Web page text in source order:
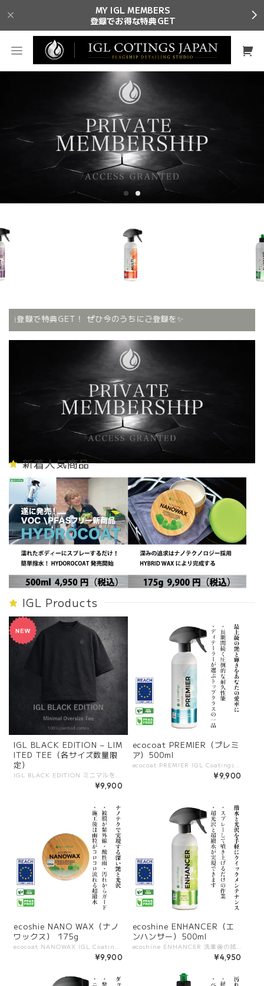
MY IGL MEMBERS
登録でお得な特典GET
特典GET！ ぜひ今のうちにご登録を✨
新着人気商品
IGL Products
IGL BLACK EDITION – LIM
ITED TEE（各サイズ数量限
定）
IGL BLACK EDITION ミニマルを極めた、オーバーサイズTシャツ。 無駄を削ぎ落としたデザインに、 ダークグリーンの刺繍ロゴを静かに配置。 主張しすぎない存在感が、 スタイルに深みを与えます。 背面には、同色で仕上げたレザーパッチを採用。 細部まで統一されたトーンが、 上質さとブランドの思想を表現しています。 素材には、100%コーマコットンのヘビーウェイト生地を使用。 しっかりとした厚みと滑らかな質感で、 日常からディテーリングシーンまで対応。 ボックスシルエットのオーバーサイズ設計により、 一枚で完成するスタイルを実現。 100着限定生産。 限られた人のための一着。 ※配送は4月下旬から予定
¥9,900
ecocoat PREMIER（プレミ
ア）500ml
ecocoat PREMIER IGL Coatingsが開発した、簡易型のスプレー式セラミックコーティング剤。 施工後すぐに優れた撥水性と深い光沢を与え、既存のコーティング層をリフレッシュします。 短時間で確実な保護効果を得たい方に最適な、手軽で高性能なセラミックシーラントです。 ――――――――――― 【特長】 ・スプレーして拭き上げるだけの簡単施工 ・優れた撥水性と防汚効果を発揮 ・既存のコーティング層をブーストし、寿命を延ばす ・深みのある光沢と滑らかな手触りを実現 ・PFASフリー、VOCフリーで安心・安全 ――――――――――― 【他製品との違い】 ・わずか数分で施工でき、即効性のある光沢と撥水効果 ・プロの現場でも補助剤として活用される高性能処方 ・耐久性が高く、簡易コーティングながら長期間効果を維持 ・水性ベースで環境にやさしく、安全性にも配慮 ――――――――――― 【使用シーン】 ・洗車後の仕上げとして光沢と撥水をプラス ・既存のコーティング車両のメンテナンス ・短時間で施工効果を得たい場合 ・イベント前や短期保護用途として ――――――――――― 【容量展開】 500ml
¥9,900
ecoshie NANO WAX（ナノ
ワックス） 175g
¥9,900
ecoshine ENHANCER（エ
ンハンサー）500ml
¥4,950